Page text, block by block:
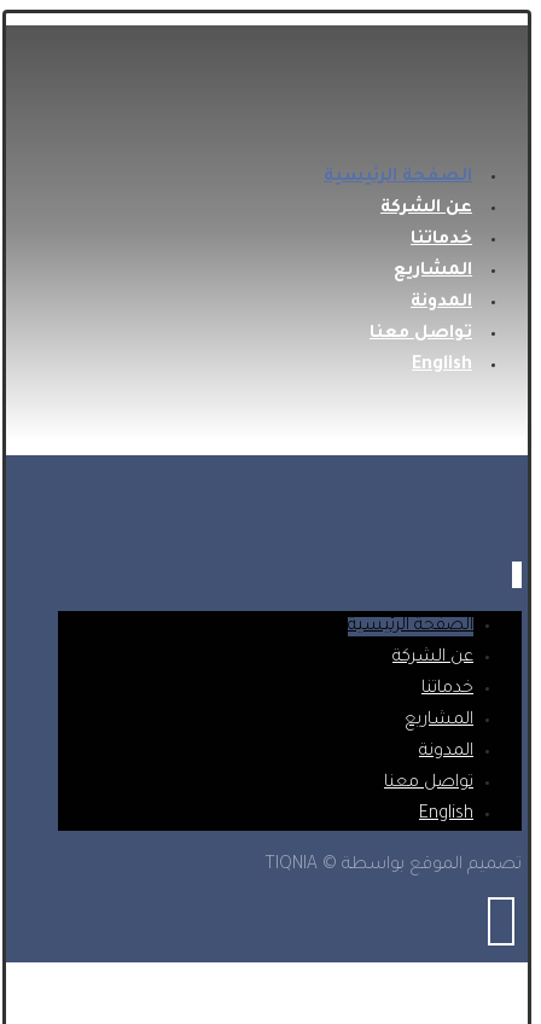
الصفحة الرئيسية
عن الشركة
خدماتنا
المشاريع
المدونة
تواصل معنا
English
الصفحة الرئيسية
عن الشركة
خدماتنا
المشاريع
المدونة
تواصل معنا
English
تصميم الموقع بواسطة © TIQNIA